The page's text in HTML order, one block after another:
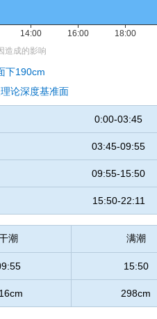
下190cm
论深度基准面
0:00-03:45
03:45-09:55
09:55-15:50
15:50-22:11
潮 满潮
15:50
298cm